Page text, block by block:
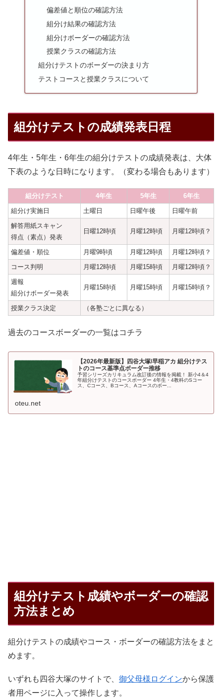
偏差値と順位の確認方法
組分け結果の確認方法
組分けボーダーの確認方法
授業クラスの確認方法
組分けテストのボーダーの決まり方
テストコースと授業クラスについて
組分けテストの成績発表日程
4年生・5年生・6年生の組分けテストの成績発表は、大体
下表のような日時になります。（変わる場合もあります）
組分けテスト 4年生 5年生
6年生
組分け実施日
土曜日 日曜午後
日曜午前
解答用紙スキャン
得点（素点）発表
日曜12時頃 月曜12時頃 月曜12時頃？
偏差値・順位 月曜9時頃 月曜12時頃
月曜12時頃？
コース判明
月曜12時頃 月曜15時頃
月曜12時頃？
週報
組分けボーダー発表
月曜15時頃 月曜15時頃 月曜15時頃？
授業クラス決定 （各塾ごとに異なる）
過去のコースボーダーの一覧はコチラ
【2026年最新版】四谷大塚/早稲アカ 組分けテス
トのコース基準点ボーダー推移
予習シリーズカリキュラム改訂後の情報を掲載！ 新小4＆4
年組分けテストのコースボーダー 4年生・4教科のSコー
ス、Cコース、Bコース、Aコースのボー...
oteu.net
組分けテスト成績やボーダーの確認
方法まとめ
組分けテストの成績やコース・ボーダーの確認方法をまと
めます。
いずれも四谷大塚のサイトで、 御父母様ログインから保護
者用ページに入って操作します。